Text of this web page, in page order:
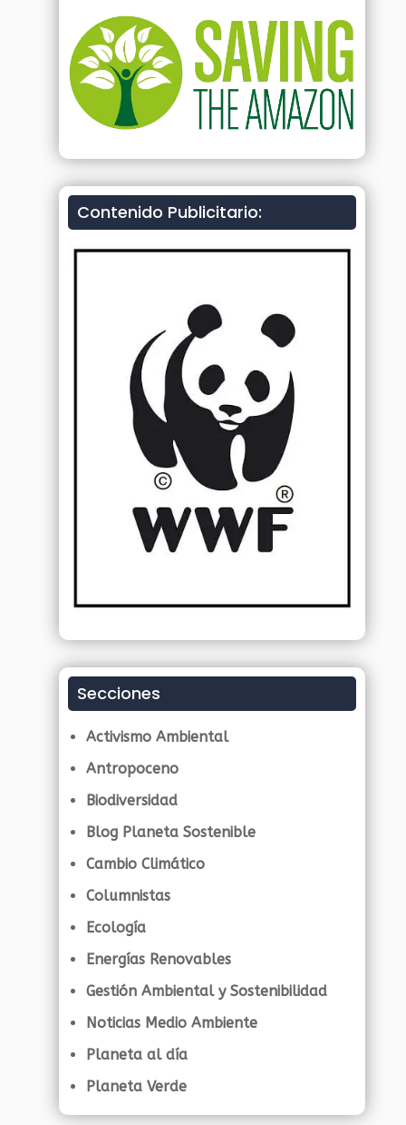
Contenido Publicitario:
Secciones
Activismo Ambiental
Antropoceno
Biodiversidad
Blog Planeta Sostenible
Cambio Climático
Columnistas
Ecología
Energías Renovables
Gestión Ambiental y Sostenibilidad
Noticias Medio Ambiente
Planeta al día
Planeta Verde